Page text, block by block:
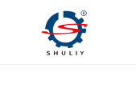
Перейти
содержимому